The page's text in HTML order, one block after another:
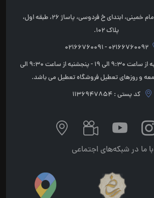
تهران، میدان امام خمینی، ابتدای خ فردوسی، پاساژ 26، طبقه اول،
پلاک 102.
02166760092 - 02166760091
شنبه تا چهارشنبه از ساعت 9:30 الی 19 - پنجشنبه از ساعت 9:30 الی
کد پستی : 1136947854
با ما در شبکه‌های اجتماعی